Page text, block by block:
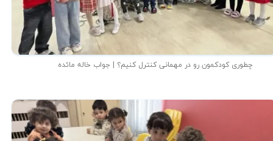
چطوری کودکمون رو در مهمانی کنترل کنیم؟ | جواب خاله مائده